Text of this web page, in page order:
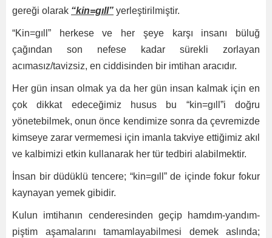
gereği olarak “kin=gıll” yerleştirilmiştir.
“Kin=gıll” herkese ve her şeye karşı insanı büluğ
çağından son nefese kadar sürekli zorlayan
acımasız/tavizsiz, en ciddisinden bir imtihan aracıdır.
Her gün insan olmak ya da her gün insan kalmak için en
çok dikkat edeceğimiz husus bu “kin=gıll”i doğru
yönetebilmek, onun önce kendimize sonra da çevremizde
kimseye zarar vermemesi için imanla takviye ettiğimiz akıl
ve kalbimizi etkin kullanarak her tür tedbiri alabilmektir.
İnsan bir düdüklü tencere; “kin=gıll” de içinde fokur fokur
kaynayan yemek gibidir.
Kulun imtihanın cenderesinden geçip hamdım-yandım-
piştim aşamalarını tamamlayabilmesi demek aslında;